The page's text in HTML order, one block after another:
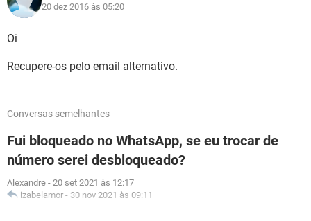
20 dez 2016 às 05:20
Oi
Recupere-os pelo email alternativo.
Conversas semelhantes
Fui bloqueado no WhatsApp, se eu trocar de
número serei desbloqueado?
Alexandre - 20 set 2021 às 12:17
izabelamor - 30 nov 2021 às 09:11